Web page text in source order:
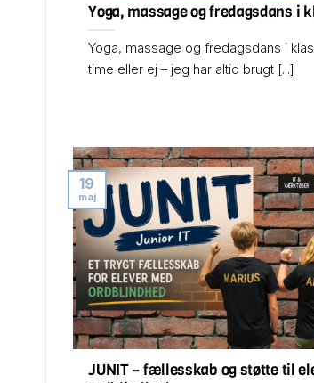
Yoga, massage og fredagsdans i
Yoga, massage og fredagsdans i
time eller ej – jeg har altid brugt [...]
JUNIT – fællesskab og støtte til
19
maj
Få mere ud af
Vælg det medlemskab der passer